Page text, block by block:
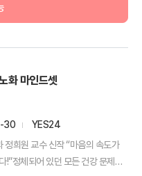
화 마인드셋
30
YES24
수 신작 “마음의 속도가
!”정체되어 있던 모든 건강 문제를